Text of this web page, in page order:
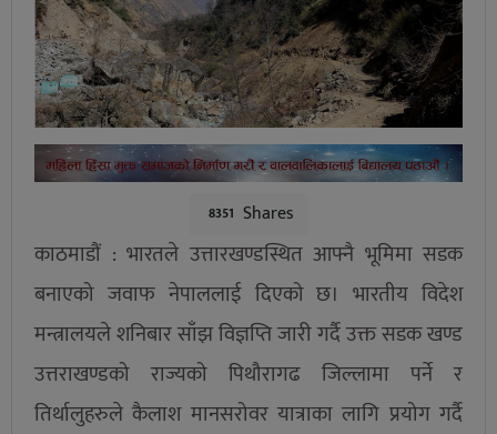
8351 Shares
काठमाडौं : भारतले उत्तारखण्डस्थित आफ्नै भूमिमा सडक
बनाएको जवाफ नेपाललाई दिएको छ। भारतीय विदेश
मन्त्रालयले शनिबार साँझ विज्ञप्ति जारी गर्दै उक्त सडक खण्ड
उत्तराखण्डको राज्यको पिथौरागढ जिल्लामा पर्ने र
तिर्थालुहरुले कैलाश मानसरोवर यात्राका लागि प्रयोग गर्दै